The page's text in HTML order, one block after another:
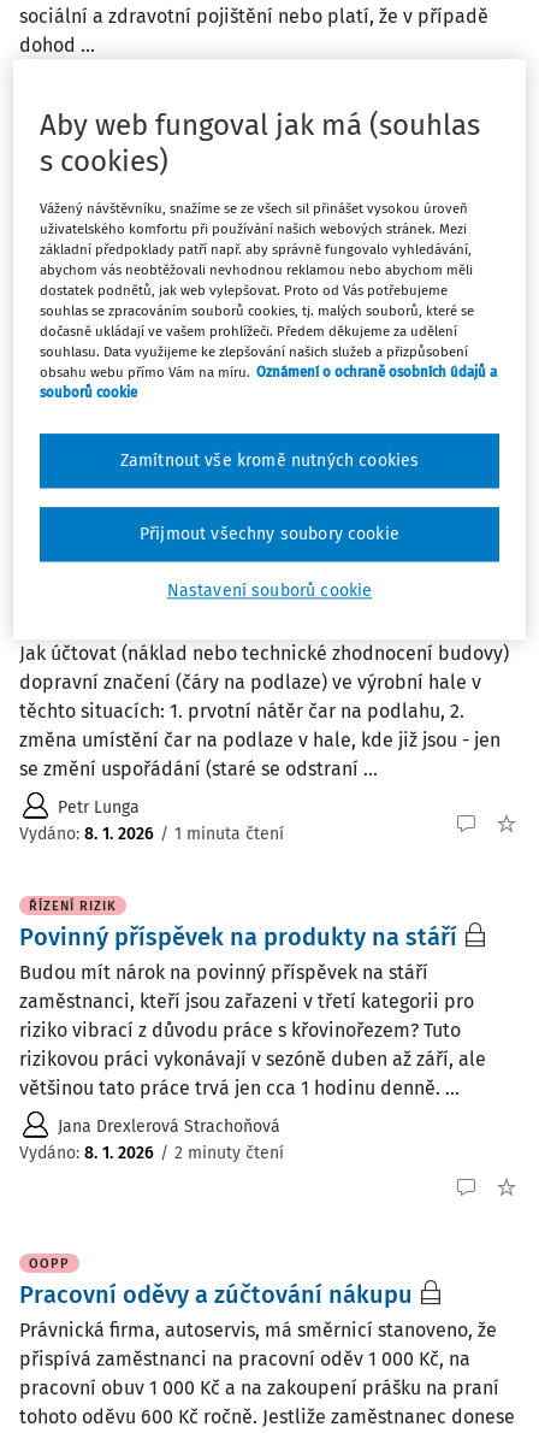
sociální a zdravotní pojištění nebo platí, že v případě
dohod ...
Vydáno
19. 1. 2026 2 minuty čtení
OBJEKTY A PRACOVIŠTĚ OCHRANA ZDRAVÍ
Lékařský posudek o zdravotní
způsobilosti
Je nutné na základě vyhlášky č. 449/2025 Sb., kterou se
mění vyhláška č. 79/2013 Sb., o specifických zdravotních
službách, mít zaznamenaný lékařský posudek o zdravotní
způsobilosti k práci výhradně na formuláři, který je nově
stanoven v příloze č. 2 k této ...
Vydáno:13. 1. 2026 / 4 minuty čtení
OBJEKTY A PRACOVIŠTĚ
Jak účtovat (náklad nebo technické zhodnocení budovy)
dopravní značení (čáry na podlaze) ve výrobní hale v
těchto situacích: 1. prvotní nátěr čar na podlahu, 2.
změna umístění čar na podlaze v hale, kde již jsou - jen
se změní uspořádání (staré se odstraní ...
Petr Lunga
Vydáno: 8. 1. 2026 / 1 minuta čtení
ŘÍZENÍ RIZIK
Povinný příspěvek na produkty na stáří
Budou mít nárok na povinný příspěvek na stáří
zaměstnanci, kteří jsou zařazeni v třetí kategorii pro
riziko vibrací z důvodu práce s křovinořezem? Tuto
rizikovou práci vykonávají v sezóně duben až září, ale
většinou tato práce trvá jen cca 1 hodinu denně. ...
Jana Drexlerová Strachoňová
Vydáno: 8. 1. 2026 / 2 minuty čtení
OOPP
Pracovní oděvy a zúčtování nákupu
Právnická firma, autoservis, má směrnicí stanoveno, že
přispívá zaměstnanci na pracovní oděv 1 000 Kč, na
pracovní obuv 1 000 Kč a na zakoupení prášku na praní
tohoto oděvu 600 Kč ročně. Jestliže zaměstnanec donese
Aby web fungoval jak má (souhlas
s cookies)
Vážený návštěvníku, snažíme se ze všech sil přinášet vysokou úroveň
uživatelského komfortu při používání našich webových stránek. Mezi
základní předpoklady patří např. aby správně fungovalo vyhledávání,
abychom vás neobtěžovali nevhodnou reklamou nebo abychom měli
dostatek podnětů, jak web vylepšovat. Proto od Vás potřebujeme
souhlas se zpracováním souborů cookies, tj. malých souborů, které se
dočasně ukládají ve vašem prohlížeči. Předem děkujeme za udělení
souhlasu. Data využijeme ke zlepšování našich služeb a přizpůsobení
obsahu webu přímo Vám na míru. Oznámení o ochraně osobních údajů a
souborů cookie
Nastavení souborů cookie
Zamítnout vše kromě nutných cookies
Přijmout všechny soubory cookie